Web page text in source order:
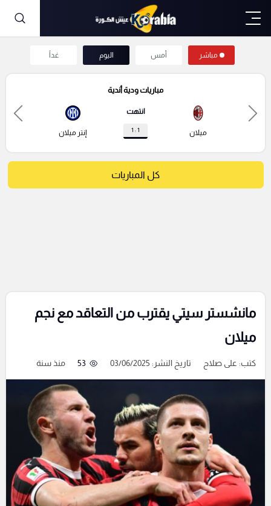
مباشر أمس اليوم غداً
مباريات ودية أندية
ميلان
انتهت
1 : 1 إنتر ميلان
كل المباريات
مانشستر سيتي يقترب من التعاقد مع نجم
ميلان
كتب: على صلاح تاريخ النشر: 03/06/2025 53 منذ سنة